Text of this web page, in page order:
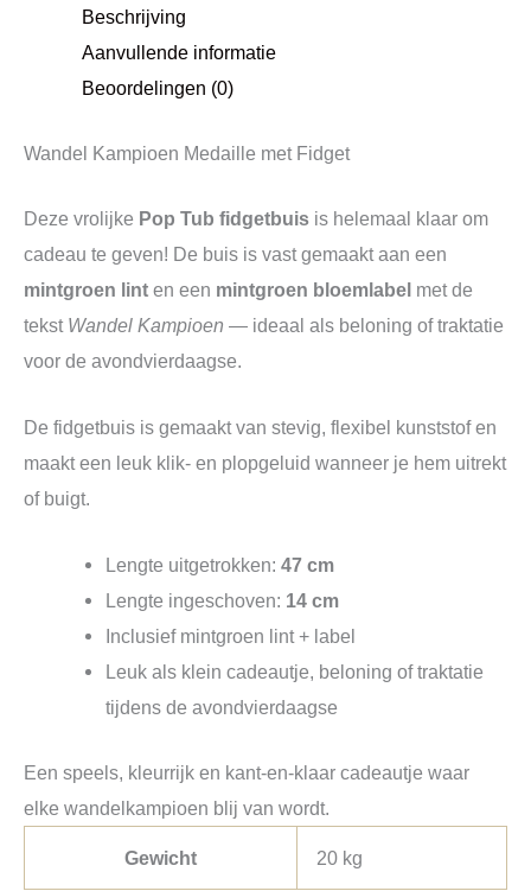
Beschrijving
Aanvullende informatie
Beoordelingen (0)
Wandel Kampioen Medaille met Fidget
Deze vrolijke Pop Tub fidgetbuis is helemaal klaar om
cadeau te geven! De buis is vast gemaakt aan een
mintgroen lint en een mintgroen bloemlabel met de
tekst Wandel Kampioen — ideaal als beloning of traktatie
voor de avondvierdaagse.
De fidgetbuis is gemaakt van stevig, flexibel kunststof en
maakt een leuk klik‑ en plopgeluid wanneer je hem uitrekt
of buigt.
Lengte uitgetrokken:47 cm
Lengte ingeschoven: 14 cm
Inclusief mintgroen lint + label
Leuk als klein cadeautje, beloning of traktatie
tijdens de avondvierdaagse
Een speels, kleurrijk en kant‑en‑klaar cadeautje waar
elke wandelkampioen blij van wordt.
Gewicht 20 kg